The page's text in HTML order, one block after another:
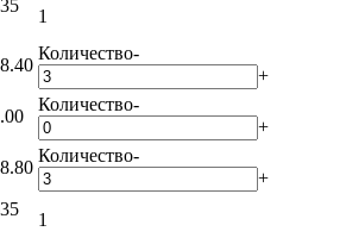
1
Количество-
+
Количество-
+
Количество-
+
1